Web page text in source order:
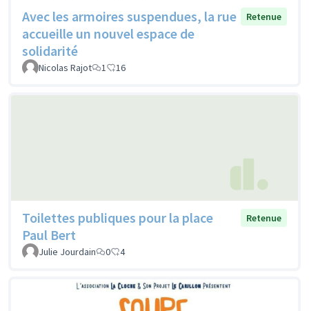
Avec les armoires suspendues, la rue
accueille un nouvel espace de
solidarité
Retenue
Nicolas Rajot 1 16
Toilettes publiques pour la place
Paul Bert
Retenue
Julie Jourdain 0 4